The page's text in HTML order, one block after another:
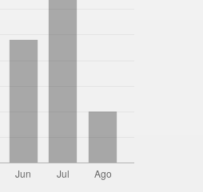
México en el siglo
de J. M. Andrade